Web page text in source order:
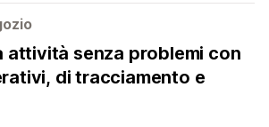
attività senza problemi con
di tracciamento e